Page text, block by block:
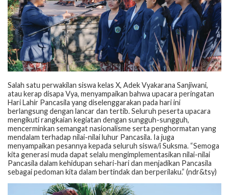
Salah satu perwakilan siswa kelas X, Adek Vyakarana Sanjiwani,
atau kerap disapa Vya, menyampaikan bahwa upacara peringatan
Hari Lahir Pancasila yang diselenggarakan pada hari ini
berlangsung dengan lancar dan tertib. Seluruh peserta upacara
mengikuti rangkaian kegiatan dengan sungguh-sungguh,
mencerminkan semangat nasionalisme serta penghormatan yang
mendalam terhadap nilai-nilai luhur Pancasila. Ia juga
menyampaikan pesannya kepada seluruh siswa/i Suksma. “Semoga
kita generasi muda dapat selalu mengimplementasikan nilai-nilai
Pancasila dalam kehidupan sehari-hari dan menjadikan Pancasila
sebagai pedoman kita dalam bertindak dan berperilaku.” (ndr&tsy)